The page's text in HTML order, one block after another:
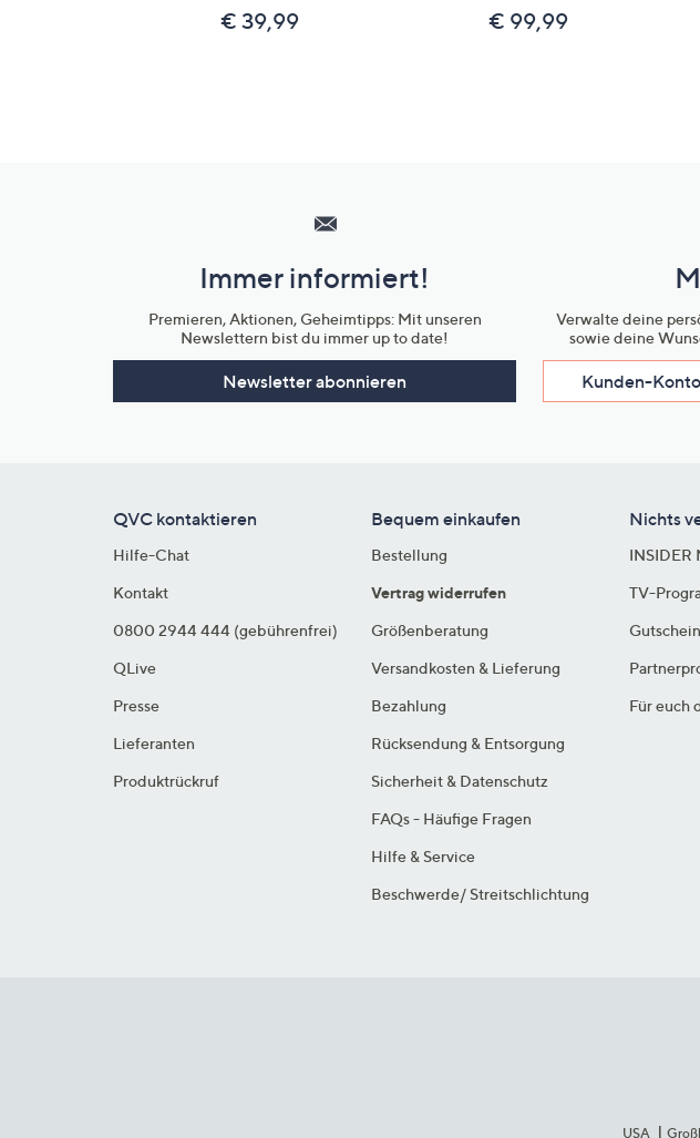
€ 39,99 € 99,99
Unternehmensinformationen
Immer informiert!
Premieren, Aktionen, Geheimtipps: Mit unseren
Newslettern bist du immer up to date!
Newsletter abonnieren
Verwalte deine
sowie deine
Kunden-Konto
QVC kontaktieren
Hilfe-Chat
Kontakt
0800 2944 444 (gebührenfrei)
QLive
Presse
Lieferanten
Produktrückruf
Bequem einkaufen
Bestellung
Vertrag widerrufen
Größenberatung
Versandkosten & Lieferung
Bezahlung
Rücksendung & Entsorgung
Sicherheit & Datenschutz
FAQs - Häufige Fragen
Hilfe & Service
Beschwerde/ Streitschlichtung
Nichts
INSIDER
TV-
Für euch
USA